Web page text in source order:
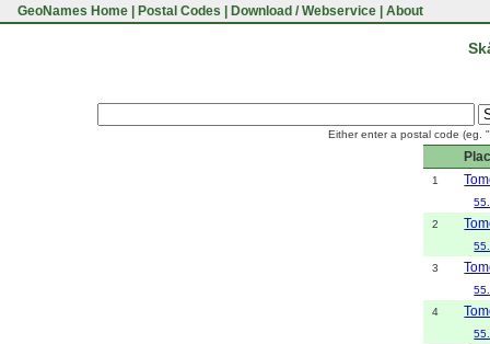
GeoNames Home Postal Codes Download / Webservice About
Either enter a postal code (eg.
1
2
3
4